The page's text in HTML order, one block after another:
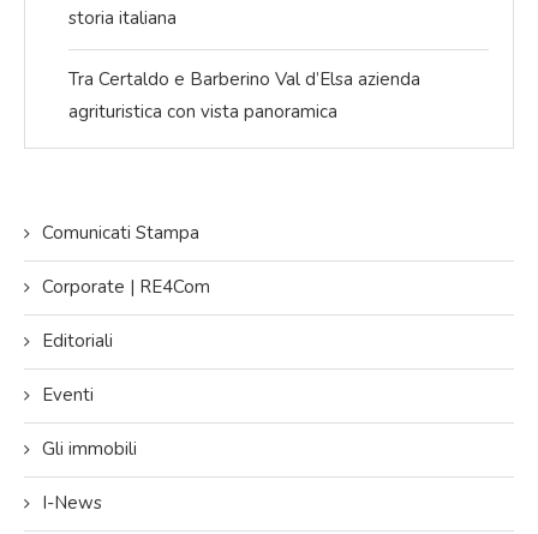
storia italiana
Tra Certaldo e Barberino Val d’Elsa azienda
agrituristica con vista panoramica
Comunicati Stampa
Corporate | RE4Com
Editoriali
Eventi
Gli immobili
I-News